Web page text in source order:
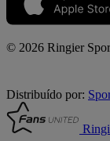
© 2026 Ringier
Distribuído por: